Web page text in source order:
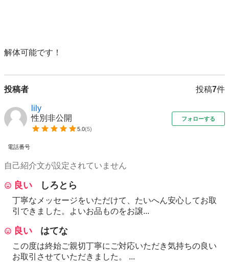
解体可能です！
投稿者 投稿7件
lily
性別非公開
5.0(5)
フォローする
電話番号
自己紹介文が設定されていません
良い しろとら
丁寧なメッセージをいただけて、たいへん安心してお取
引できました。よいお品ものをお譲...
良い はてな
この度は終始ご親切丁寧にご対応いただき気持ちの良い
お取引させていただきました。 ...